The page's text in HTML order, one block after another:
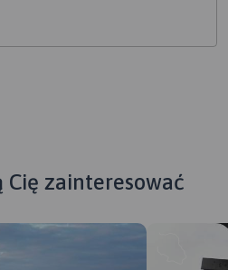
Cię zainteresować